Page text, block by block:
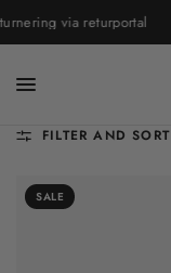
via returportal
FILTER AND SORT
SALE